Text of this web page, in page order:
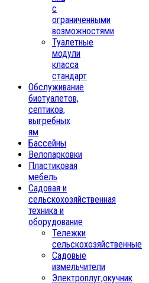
с
ограниченными
возможностями
Туалетные
модули
класса
стандарт
Обслуживание
биотуалетов,
септиков,
выгребных
ям
Бассейны
Велопарковки
Пластиковая
мебель
Садовая и
сельскохозяйственная
техника и
оборудование
Тележки
сельскохозяйственные
Садовые
измельчители
Электроплуг,окучник